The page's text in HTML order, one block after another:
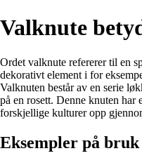
Valknute
Ordet valknute refererer til en
dekorativt element i for
Valknuten består av en serie
på en rosett. Denne knuten
forskjellige kulturer opp
Eksempler på bruk